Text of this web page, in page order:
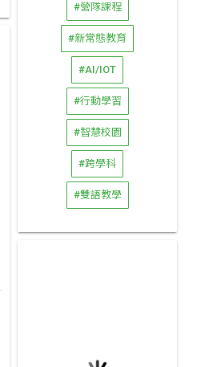
#營隊課程
#新常態教育
#AI/IOT
#行動學習
#智慧校園
#跨學科
#雙語教學